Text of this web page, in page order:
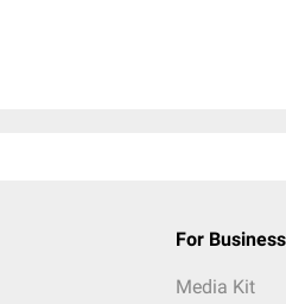
For Business
Media Kit